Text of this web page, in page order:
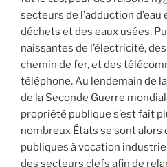
secteurs de l’adduction
déchets et des eaux usées.
naissantes de l’électricité,
chemin de fer, et des
téléphone. Au lendemain de
de la Seconde Guerre
propriété publique s’est fait
nombreux États se sont alors
publiques à vocation
des secteurs clefs afin de